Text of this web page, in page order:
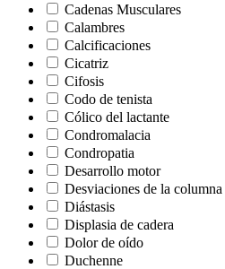
Cadenas Musculares
Calambres
Calcificaciones
Cicatriz
Cifosis
Codo de tenista
Cólico del lactante
Condromalacia
Condropatia
Desarrollo motor
Desviaciones de la columna
Diástasis
Displasia de cadera
Dolor de oído
Duchenne